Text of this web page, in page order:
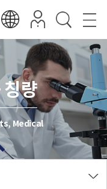
량
Medical